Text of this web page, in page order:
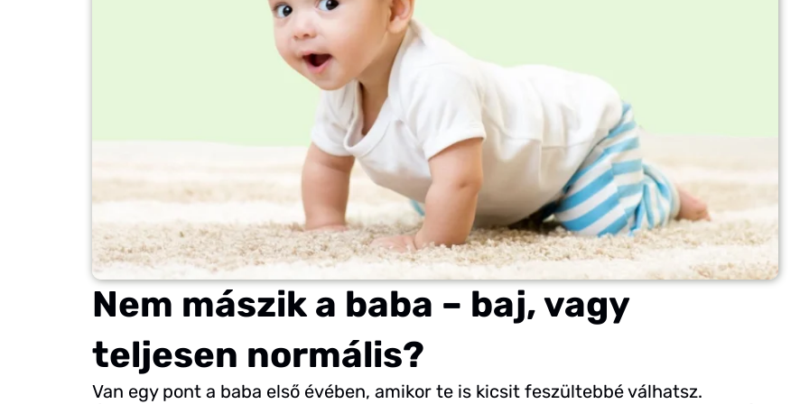
Nem mászik a baba – baj, vagy
teljesen normális?
Van egy pont a baba első évében, amikor te is kicsit feszültebbé válhatsz.